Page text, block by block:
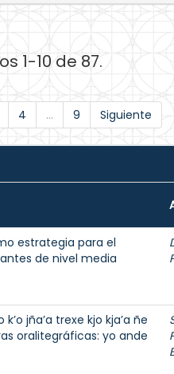
1-10 de 87.
4 ... 9 Siguiente
estrategia para el
de nivel media
jña’a trexe kjo kja’a ñe
oralitegráficas: yo ande